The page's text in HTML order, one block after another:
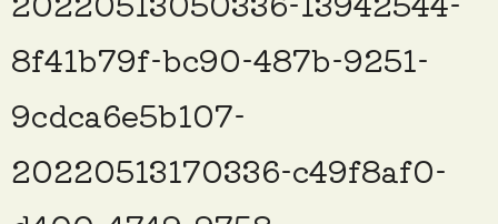
8f41b79f-bc90-487b-9251-
9cdca6e5b107-
20220513170336-c49f8af0-